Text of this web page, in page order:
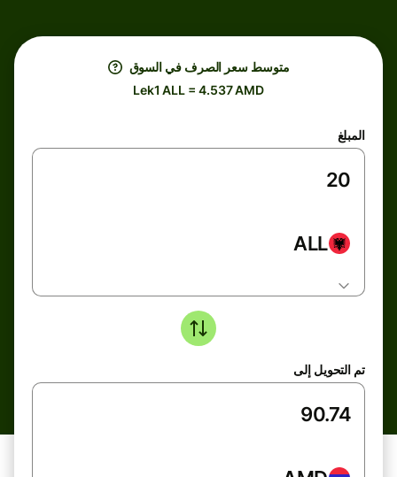
متوسط ​​سعر الصرف في السوق
Lek1 ALL = 4.537 AMD
المبلغ
ALL
تم التحويل إلى